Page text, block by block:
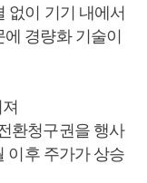
없이 기기 내에서
경량화 기술이
환청구권을 행사
이후 주가가 상승